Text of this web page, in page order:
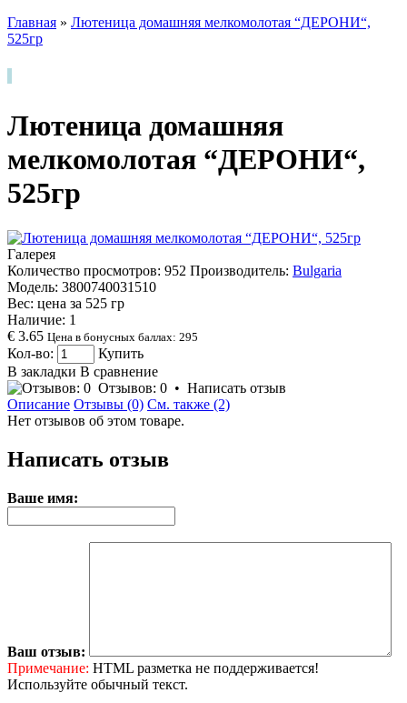
Главная » Лютеница домашняя мелкомолотая “ДЕРОНИ“,
525гp
Лютеница домашняя
мелкомолотая “ДЕРОНИ“,
525гp
Галерея
Количество просмотров: 952 Производитель: Bulgaria
Модель: 3800740031510
Вес: цена за 525 гр
Наличие: 1
€ 3.65 Цена в бонусных баллах: 295
Кол-во:
Купить
В закладки В сравнение
Отзывов: 0 • Написать отзыв
Описание Отзывы (0) См. также (2)
Нет отзывов об этом товаре.
Написать отзыв
Ваше имя:
Ваш отзыв:
Примечание: HTML разметка не поддерживается!
Используйте обычный текст.